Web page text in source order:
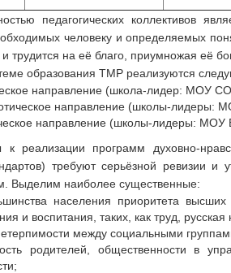
педагогических коллективов
человеку и определяемых
трудится на её благо, приумножая её
образования ТМР реализуются
направление (школа-лидер: МОУ
направление (школы-
направление (школы-лидеры:
реализации программ духовно-
требуют серьёзной ревизии
Выделим наиболее существенные:
населения приоритета
и воспитания, таких, как труд,
между социальными
родителей, общественности в